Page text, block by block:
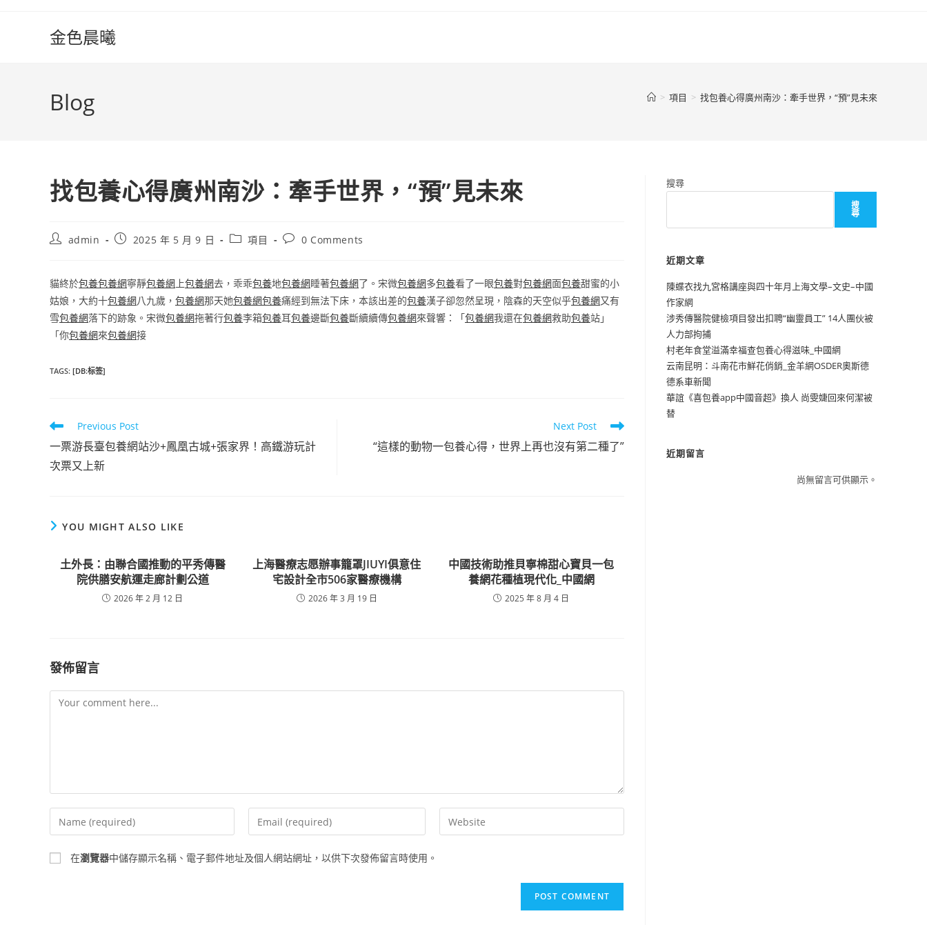
金色晨曦
Blog > 項目 > 找包養心得廣州南沙：牽手世界，“預”見未來
找包養心得廣州南沙：牽手世界，“預”見未來
Postadmin
Post2025 年 5 月 9 日
Post項目
Post0 Comments
貓終於包養包養網寧靜包養網 上包養網去，乖乖包養地包養網睡著包養網了。宋微包養網多包養看了一眼包養對包養網面包養甜蜜的小
姑娘，大約十包養網八九歲， 包養網那天她包養網包養痛經到無法下床，本該出差的包養漢子卻忽然呈現，陰森的天空似乎包養網又有
雪包養網落下的跡象。宋微包養網拖著行包養李箱包養耳包養邊斷包養斷續續傳包養網來聲響：「包養網我還在包養網救助包養站」
「你包養網來包養網接
TAGS: [DB:标签]
Read
more
articles
Previous Post
一票游長臺包養網站沙+鳳凰古城+張家界！高鐵游玩計
次票又上新
Next Post
“這樣的動物一包養心得，世界上再也沒有第二種了”
YOU MIGHT ALSO LIKE
土外長：由聯合國推動的平秀傳醫
院供膳安航運走廊計劃公道
2026 年 2 月 12 日
上海醫療志愿辦事籠罩JIUYI俱意住
宅設計全市506家醫療機構
2026 年 3 月 19 日
中國技術助推貝寧棉甜心寶貝一包
養網花種植現代化_中國網
2025 年 8 月 4 日
發佈留言
Comment
Enter
your
name
or
Enter
your
email
address
Enter
your
在瀏覽器中儲存顯示名稱、電子郵件地址及個人網站網址，以供下次發佈留言時使用。
搜尋
搜
尋
近期文章
陳蝶衣找九宮格講座與四十年月上海文學–文史–中國
作家網
涉秀傳醫院健檢項目發出扣聘“幽靈員工” 14人團伙被
人力部拘捕
村老年食堂溢滿幸福查包養心得滋味_中國網
云南昆明：斗南花市鮮花俏銷_金羊網OSDER奧斯德
德系車新聞
華誼《喜包養app中國音超》換人 尚雯婕回來何潔被
替
近期留言
尚無留言可供顯示。